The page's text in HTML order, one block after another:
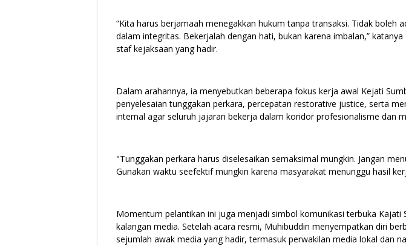
“Kita harus berjamaah menegakkan hukum tanpa transaksi. Tidak boleh
dalam integritas. Bekerjalah dengan hati, bukan karena imbalan,”
staf kejaksaan yang hadir.
Dalam arahannya, ia menyebutkan beberapa fokus kerja awal Kejati
penyelesaian tunggakan perkara, percepatan restorative justice, serta
internal agar seluruh jajaran bekerja dalam koridor profesionalisme dan
"Tunggakan perkara harus diselesaikan semaksimal mungkin. Jangan
Gunakan waktu seefektif mungkin karena masyarakat menunggu hasil
Momentum pelantikan ini juga menjadi simbol komunikasi terbuka Kajati
kalangan media. Setelah acara resmi, Muhibuddin menyempatkan diri
sejumlah awak media yang hadir, termasuk perwakilan media lokal dan